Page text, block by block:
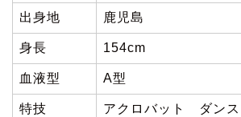
出身地 鹿児島
身長 154cm
血液型 A型
特技 アクロバット ダンス